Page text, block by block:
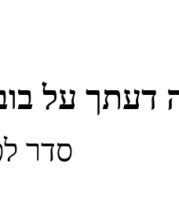
דעתך על
סדר